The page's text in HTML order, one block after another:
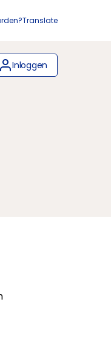
Translate
Inloggen